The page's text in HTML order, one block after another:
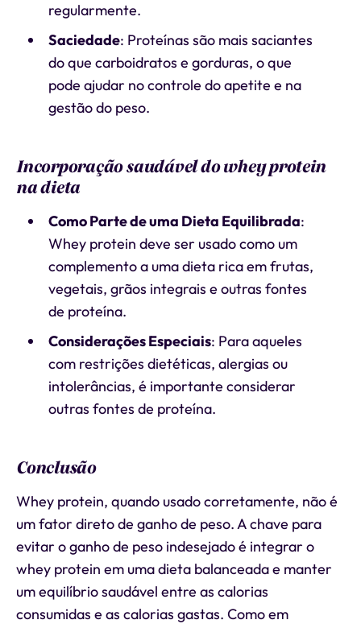
regularmente.
Saciedade: Proteínas são mais saciantes
do que carboidratos e gorduras, o que
pode ajudar no controle do apetite e na
gestão do peso.
Incorporação saudável do whey protein
na dieta
Como Parte de uma Dieta Equilibrada:
Whey protein deve ser usado como um
complemento a uma dieta rica em frutas,
vegetais, grãos integrais e outras fontes
de proteína.
Considerações Especiais: Para aqueles
com restrições dietéticas, alergias ou
intolerâncias, é importante considerar
outras fontes de proteína.
Conclusão
Whey protein, quando usado corretamente, não é
um fator direto de ganho de peso. A chave para
evitar o ganho de peso indesejado é integrar o
whey protein em uma dieta balanceada e manter
um equilíbrio saudável entre as calorias
consumidas e as calorias gastas. Como em